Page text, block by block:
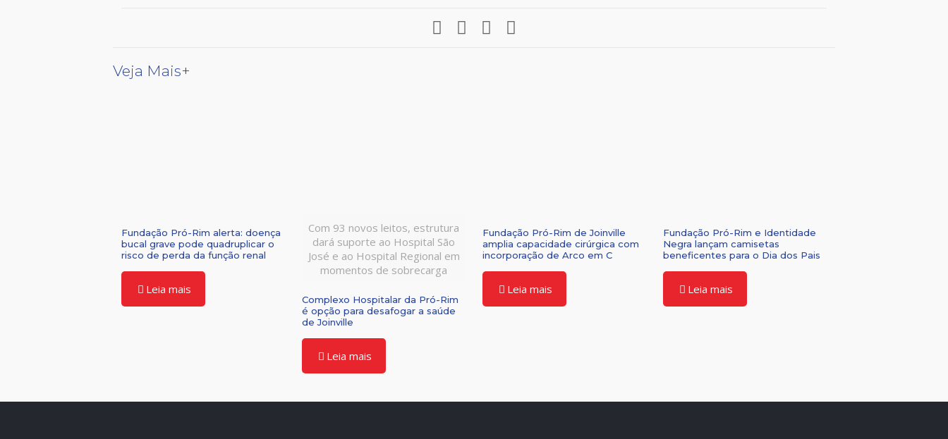
Veja Mais+
Fundação Pró-Rim alerta: doença
bucal grave pode quadruplicar o
risco de perda da função renal
Leia mais
Com 93 novos leitos, estrutura
dará suporte ao Hospital São
José e ao Hospital Regional em
momentos de sobrecarga
Complexo Hospitalar da Pró-Rim
é opção para desafogar a saúde
de Joinville
Leia mais
Fundação Pró-Rim de Joinville
amplia capacidade cirúrgica com
incorporação de Arco em C
Leia mais
Fundação Pró-Rim e Identidade
Negra lançam camisetas
beneficentes para o Dia dos Pais
Leia mais